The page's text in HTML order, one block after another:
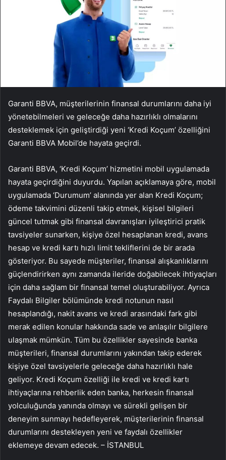
Garanti BBVA, müşterilerinin finansal durumlarını daha iyi
yönetebilmeleri ve geleceğe daha hazırlıklı olmalarını
desteklemek için geliştirdiği yeni ‘Kredi Koçum’ özelliğini
Garanti BBVA Mobil’de hayata geçirdi.
Garanti BBVA, ‘Kredi Koçum’ hizmetini mobil uygulamada
hayata geçirdiğini duyurdu. Yapılan açıklamaya göre, mobil
uygulamada ‘Durumum’ alanında yer alan Kredi Koçum;
ödeme takvimini düzenli takip etmek, kişisel bilgileri
güncel tutmak gibi finansal davranışları iyileştirici pratik
tavsiyeler sunarken, kişiye özel hesaplanan kredi, avans
hesap ve kredi kartı hızlı limit tekliflerini de bir arada
gösteriyor. Bu sayede müşteriler, finansal alışkanlıklarını
güçlendirirken aynı zamanda ileride doğabilecek ihtiyaçları
için daha sağlam bir finansal temel oluşturabiliyor. Ayrıca
Faydalı Bilgiler bölümünde kredi notunun nasıl
hesaplandığı, nakit avans ve kredi arasındaki fark gibi
merak edilen konular hakkında sade ve anlaşılır bilgilere
ulaşmak mümkün. Tüm bu özellikler sayesinde banka
müşterileri, finansal durumlarını yakından takip ederek
kişiye özel tavsiyelerle geleceğe daha hazırlıklı hale
geliyor. Kredi Koçum özelliği ile kredi ve kredi kartı
ihtiyaçlarına rehberlik eden banka, herkesin finansal
yolculuğunda yanında olmayı ve sürekli gelişen bir
deneyim sunmayı hedefleyerek, müşterilerinin finansal
durumlarını destekleyen yeni ve faydalı özellikler
eklemeye devam edecek. – İSTANBUL